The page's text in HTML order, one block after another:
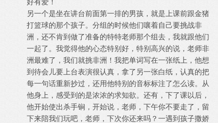
好有爱！
另一个是坐在讲台前面第一排的男孩，就是上课前跟金猪
打篮球的那个孩子。分组的时候他们嚷着自己要挑战非
洲，还不肯到做了准备的特特老师那个组去，我就跟他们
一起了。我觉得他的心态特别好，特别高兴的说，老师非
洲最难了，我们就挑非洲！我把单词写在一张纸上，他想
到待会儿要上台表演很认真，拿了另一张白纸，认真的把
每一句话重新抄过，还用他特别的音标标注了怎么读。从
他身上，感受到的是浓浓的求知欲。还有，下了课以后，
他开始使出杀手锏，开始说，老师，下午你不要走了，留
下来陪我们玩吧，老师，下次你还来吗？一遇到孩子撒娇